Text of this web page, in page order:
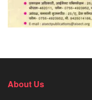
About Us